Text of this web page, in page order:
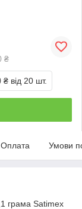
₴
₴ від 20 шт.
Оплата Умови
грама Satimex